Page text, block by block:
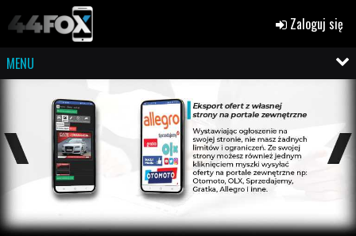
Zaloguj się
MENU